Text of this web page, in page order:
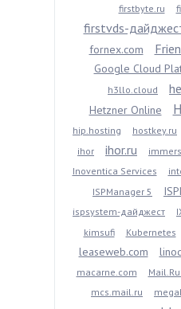
firstbyte.ru
firstvds-
fornex.com
Google Cloud
h3llo.cloud
Hetzner Online
hip.hosting hostkey.ru
ihor ihor.ru
Inoventica Services
ISPManager 5
ispsystem-дайджест
kimsufi
Kubernetes
leaseweb.com
macarne.com
mcs.mail.ru